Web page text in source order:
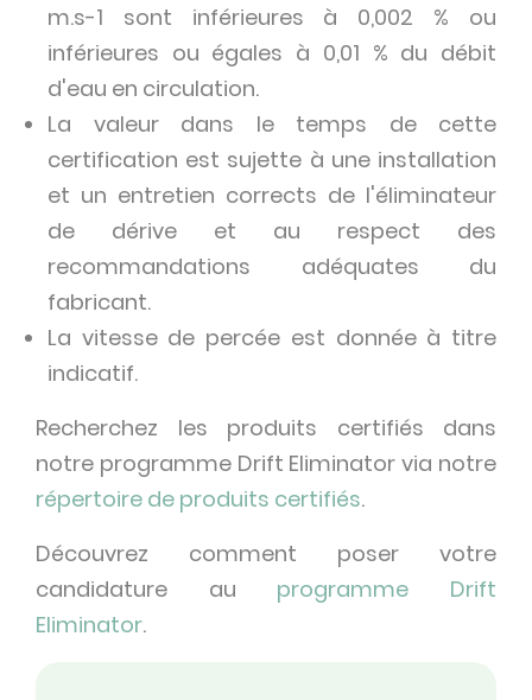
m.s-1 sont inférieures à 0,002 % ou
inférieures ou égales à 0,01 % du débit
d'eau en circulation.
La valeur dans le temps de cette
certification est sujette à une installation
et un entretien corrects de l'éliminateur
de dérive et au respect des
recommandations adéquates du
fabricant.
La vitesse de percée est donnée à titre
indicatif.
Recherchez les produits certifiés dans
notre programme Drift Eliminator via notre
répertoire de produits certifiés.
Découvrez comment poser votre
candidature au programme Drift
Eliminator.